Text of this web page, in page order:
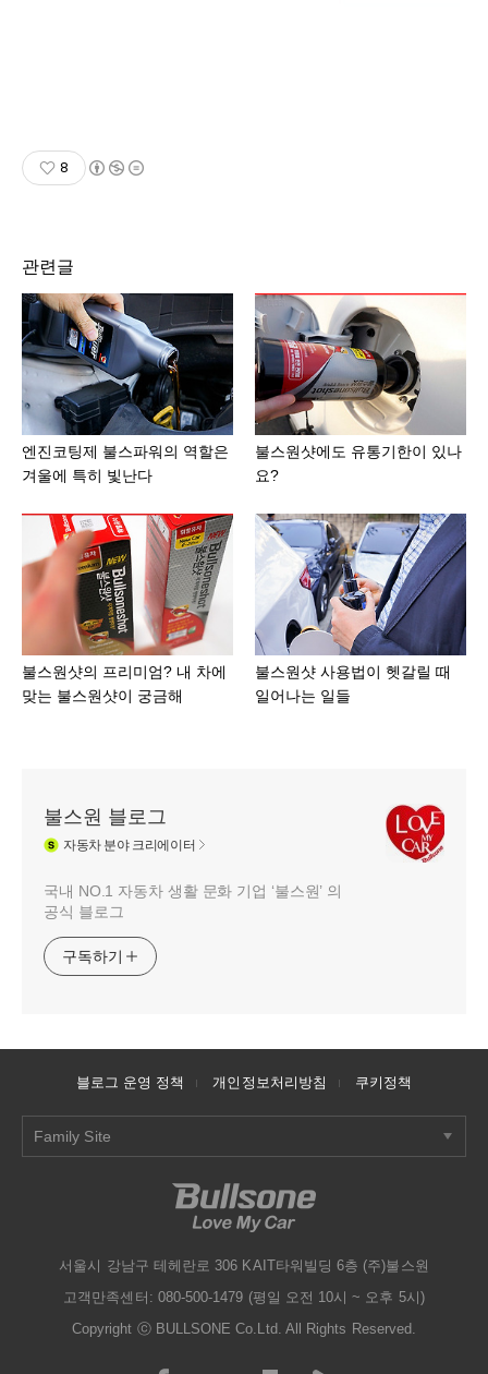
8
관련글
엔진코팅제 불스파워의 역할은
겨울에 특히 빛난다
불스원샷에도 유통기한이 있나
요?
불스원샷의 프리미엄? 내 차에
맞는 불스원샷이 궁금해
불스원샷 사용법이 헷갈릴 때
일어나는 일들
불스원 블로그
자동차분야 크리에이터
국내 NO.1 자동차 생활 문화 기업 ‘불스원’ 의
공식 블로그
구독하기
블로그 운영 정책 개인정보처리방침 쿠키정책
서울시 강남구 테헤란로 306 KAIT타워빌딩 6층 (주)불스원
고객만족센터: 080-500-1479 (평일 오전 10시 ~ 오후 5시)
Copyright ⓒ BULLSONE Co.Ltd. All Rights Reserved.
Family Site